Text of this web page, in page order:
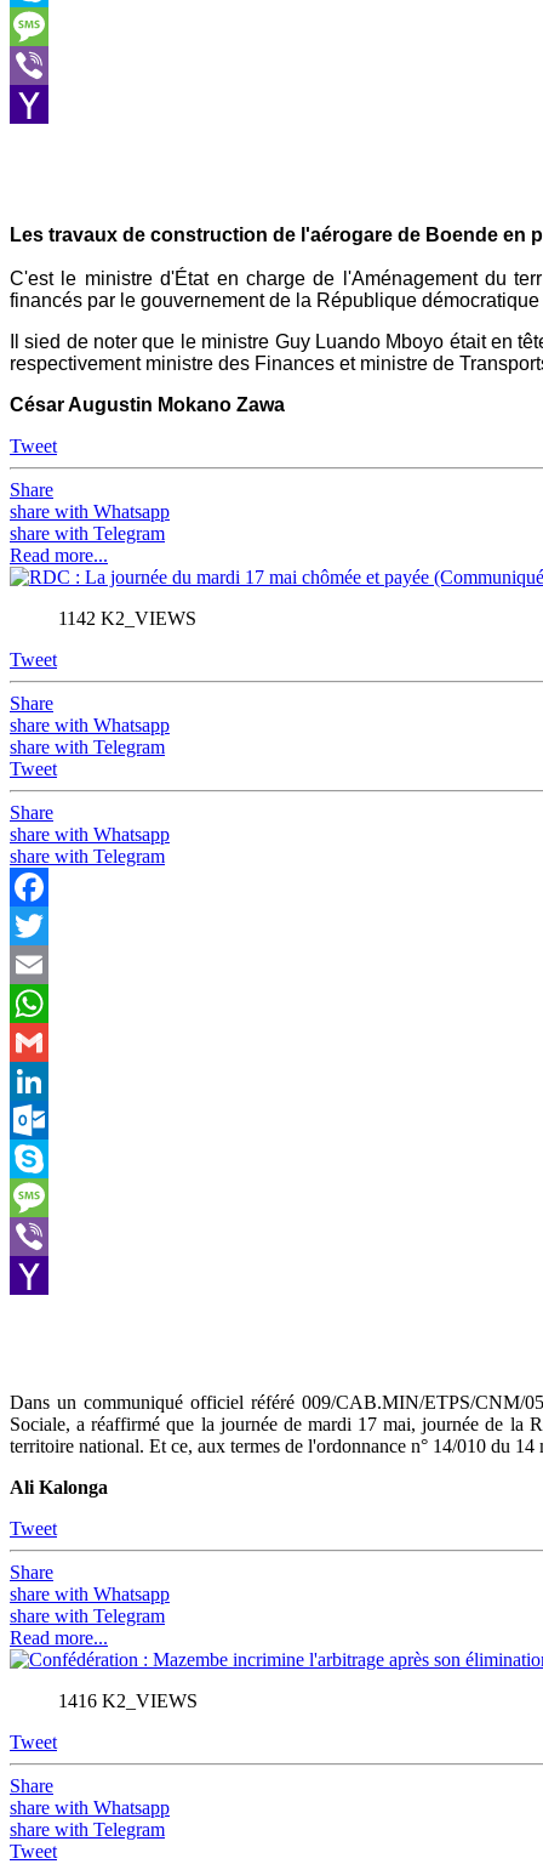
Skype
Message
Viber
Les travaux de construction de l'aérogare de Boende en
C'est le ministre d'État en charge de l'Aménagement du
financés par le gouvernement de la République
Il sied de noter que le ministre Guy Luando Mboyo était en
respectivement ministre des Finances et ministre de
César Augustin Mokano Zawa
Tweet
Share
share with Whatsapp
share with Telegram
Read more...
1142 K2_VIEWS
Tweet
Share
share with Whatsapp
share with Telegram
Tweet
Share
share with Whatsapp
share with Telegram
Facebook
Twitter
Email
WhatsApp
Gmail
LinkedIn
Outlook.com
Skype
Message
Viber
Dans un communiqué officiel référé 009/CAB.MIN/ETPS/CNM/
Sociale, a réaffirmé que la journée de mardi 17 mai, journée de la
territoire national. Et ce, aux termes de l'ordonnance n° 14/010 du
Ali Kalonga
Tweet
Share
share with Whatsapp
share with Telegram
Read more...
1416 K2_VIEWS
Tweet
Share
share with Whatsapp
share with Telegram
Tweet